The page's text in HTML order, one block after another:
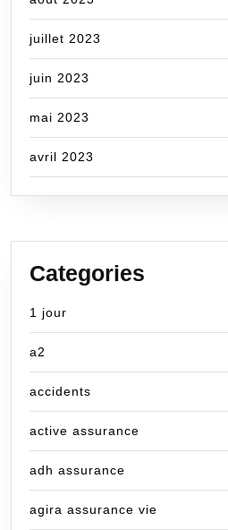
juillet 2023
juin 2023
mai 2023
avril 2023
Categories
1 jour
a2
accidents
active assurance
adh assurance
agira assurance vie